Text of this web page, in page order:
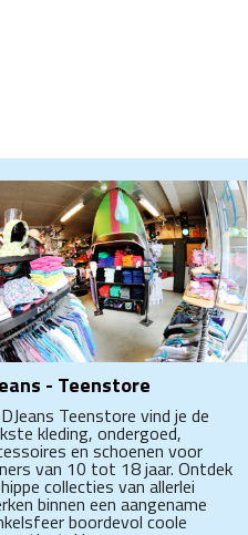
- Teenstore
Teenstore vind je de
kleding, ondergoed,
en schoenen voor
van 10 tot 18 jaar. Ontdek
collecties van allerlei
binnen een aangename
boordevol coole